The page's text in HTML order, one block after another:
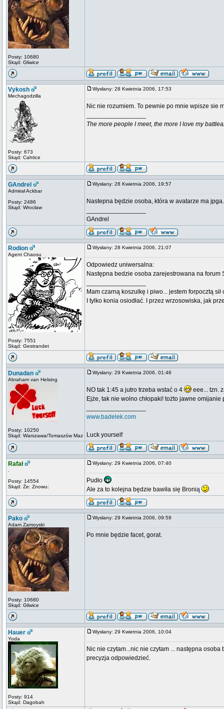
Posty: 10680
Skąd: Gliwice
Vykosh
Mechagodzilla
Posty: 673
Skąd: Cahtice
Wysłany: 28 Kwietnia 2006, 17:53
Nic nie rozumiem. To pewnie po mnie wpisze sie
The more people I meet, the more I love my
GAndrel
Admirał Ackbar
Posty: 2486
Skąd: Wrocław
Wysłany: 28 Kwietnia 2006, 19:57
Nastepna będzie osoba, która w avatarze ma jpga.
GAndrel
Rodion
Agent Chaosu
Posty: 7551
Skąd: Gestrandet
Wysłany: 28 Kwietnia 2006, 21:07
Odpowiedz uniwersalna:
Następna bedzie osoba zarejestrowana na forum
Mam czarną koszulkę i piwo... jestem forpocztą sił
I tylko konia osiodłać. I przez wrzosowiska, jak
Dunadan
Abraham van Helsing
Posty: 10250
Skąd: Warszawa/Tomaszów Maz
Wysłany: 29 Kwietnia 2006, 01:46
NO tak 1:45 a jutro trzeba wstać o 4
eee... tzn.
Ejże, tak nie wolno chłopaki! tożto jawne
www.badelek.com
Luck yourself
Rafał
Posty: 14554
Skąd: Że: Znowu:
Wysłany: 29 Kwietnia 2006, 07:40
Pudło
Ale za to kolejna będzie bawiła się Bronią
Pako
Adam Zamoyski
Posty: 10680
Skąd: Gliwice
Wysłany: 29 Kwietnia 2006, 09:59
Po mnie będzie facet, gorat.
Hauer
Yoda
Posty: 914
Skąd: Dagobah
Wysłany: 29 Kwietnia 2006, 10:04
Nic nie czytam...nic nie czytam ... następna
precyzja odpowiedzieć.